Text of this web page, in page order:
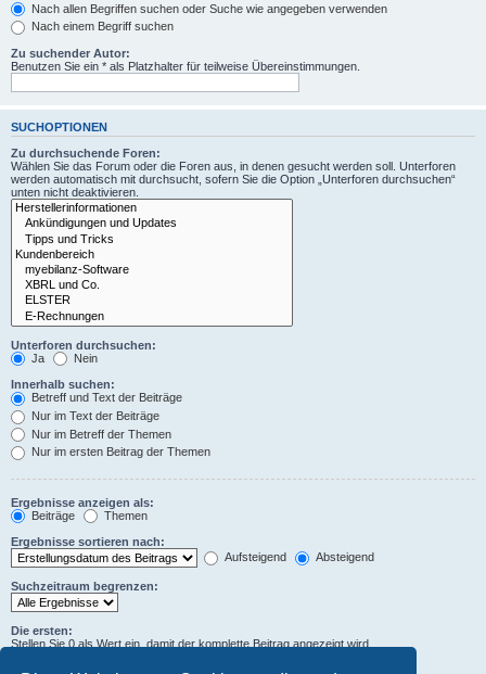
Nach allen Begriffen suchen oder Suche wie angegeben verwenden
Nach einem Begriff suchen
Zu suchender Autor:
Benutzen Sie ein * als Platzhalter für teilweise Übereinstimmungen.
SUCHOPTIONEN
Zu durchsuchende Foren:
Wählen Sie das Forum oder die Foren aus, in denen gesucht werden soll. Unterforen
werden automatisch mit durchsucht, sofern Sie die Option „Unterforen durchsuchen“
unten nicht deaktivieren.
Unterforen durchsuchen:
Ja
Nein
Innerhalb suchen:
Betreff und Text der Beiträge
Nur im Text der Beiträge
Nur im Betreff der Themen
Nur im ersten Beitrag der Themen
Ergebnisse anzeigen als:
Beiträge
Themen
Ergebnisse sortieren nach:
Aufsteigend
Absteigend
Suchzeitraum begrenzen:
Die ersten:
Stellen Sie 0 als Wert ein, damit der komplette Beitrag angezeigt wird.